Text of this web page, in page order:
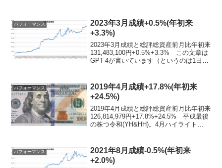
パフォーマンス
2023年3月成績+0.5%(年初来
+3.3%)
2023年3月成績と総評総資産前月比年初来
131,483,100円+0.5%+3.3% この文章は
GPT-4が書いています（というのは1日早
いし、他のことが面白すぎて...
パフォーマンス
2019年4月成績+17.8%(年初来
+24.5%)
2019年4月成績と総評総資産前月比年初来
126,814,979円+17.8%+24.5% 平成最後
の株つ令和(YH&HH)。4月ハイライト
パークへ』とタメ張...
パフォーマンス
2021年8月成績-0.5%(年初来
+2.0%)